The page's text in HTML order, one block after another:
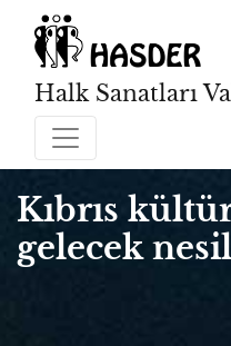
Halk Sanatları
Kıbrıs
gelecek